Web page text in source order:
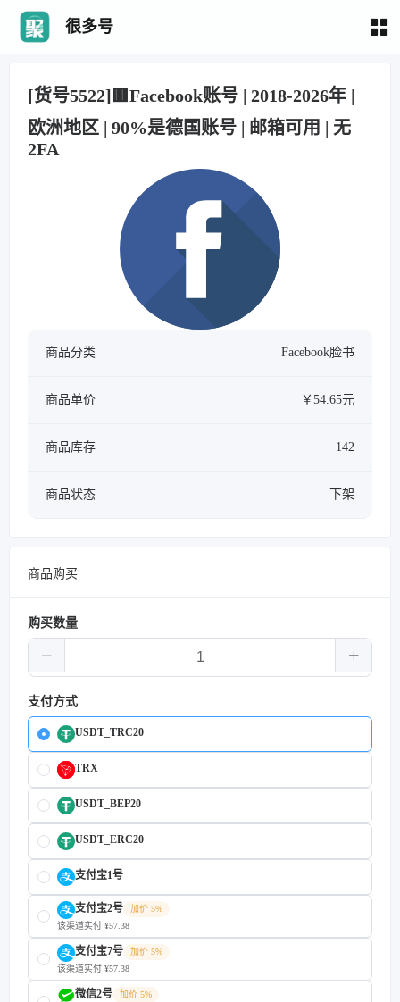
很多号
[货号5522]🟥Facebook账号 | 2018-2026年 |
欧洲地区 | 90%是德国账号 | 邮箱可用 | 无
2FA
商品分类 Facebook脸书
商品单价 ￥54.65元
商品库存 142
商品状态 下架
商品购买
购买数量
支付方式
USDT_TRC20
TRX
USDT_BEP20
USDT_ERC20
支付宝1号
支付宝2号
加价 5%
该渠道实付 ¥57.38
支付宝7号
加价 5%
该渠道实付 ¥57.38
微信2号
加价 5%